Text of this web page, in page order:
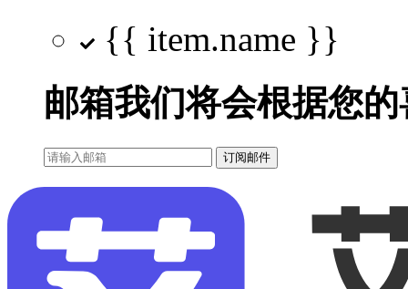
{{ item.name }}
邮箱我们将会根据您
订阅邮件